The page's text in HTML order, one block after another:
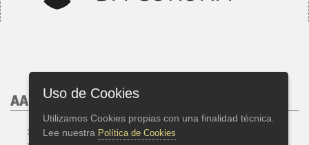
AAET, 2026
Créditos
Uso de Cookies
Utilizamos Cookies propias con una finalidad técnica.
Lee nuestra Política de Cookies